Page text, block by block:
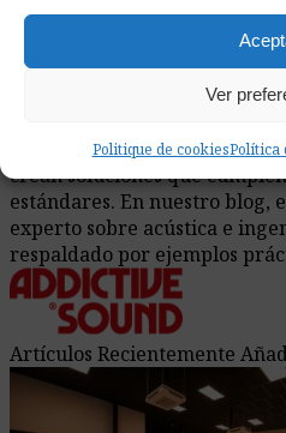
Ver
Politique de cookiesPolítica
graduado en Ingeniería de
Sobre Nosotros
Addictive Sound es una
sonido, con años de
crean soluciones que
estándares. En nuestro blog,
experto sobre acústica e
respaldado por ejemplos
Artículos Recientemente